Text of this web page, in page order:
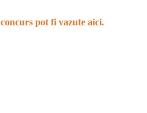
pot fi vazute aici.